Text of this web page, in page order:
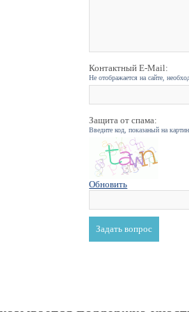
Контактный E-Mail:
Не отображается на сайте,
Защита от спама:
Введите код, показаный на
Обновить